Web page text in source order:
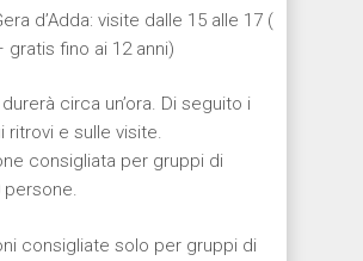
d’Adda: visite dalle 15 alle 17 (
gratis fino ai 12 anni)
circa un’ora. Di seguito i
ritrovi e sulle visite.
consigliata per gruppi di
persone.
consigliate solo per gruppi di